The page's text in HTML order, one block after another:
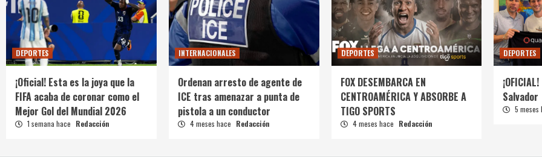
DEPORTES
¡Oficial! Esta es la joya que la
FIFA acaba de coronar como el
Mejor Gol del Mundial 2026
1 semana hace Redacción
INTERNACIONALES
Ordenan arresto de agente de
ICE tras amenazar a punta de
pistola a un conductor
4 meses hace Redacción
DEPORTES
FOX DESEMBARCA EN
CENTROAMÉRICA Y ABSORBE A
TIGO SPORTS
4 meses hace Redacción
DEPORTES
Salvador
5